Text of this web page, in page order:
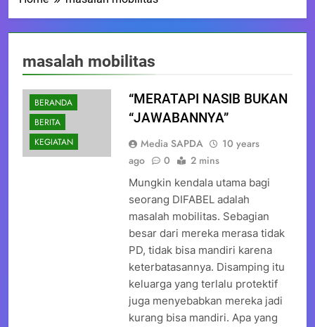
masalah mobilitas
BERANDA
BERITA
KEGIATAN
“MERATAPI NASIB BUKAN
“JAWABANNYA”
Media SAPDA
10 years
ago
0 2 mins
Mungkin kendala utama bagi
seorang DIFABEL adalah
masalah mobilitas. Sebagian
besar dari mereka merasa tidak
PD, tidak bisa mandiri karena
keterbatasannya. Disamping itu
keluarga yang terlalu protektif
juga menyebabkan mereka jadi
kurang bisa mandiri. Apa yang